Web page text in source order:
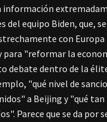
información
del equipo Biden, que,
con Europa
para "reformar la
debate dentro de la
"qué nivel de
a Beijing y "qué
Parece que se da por